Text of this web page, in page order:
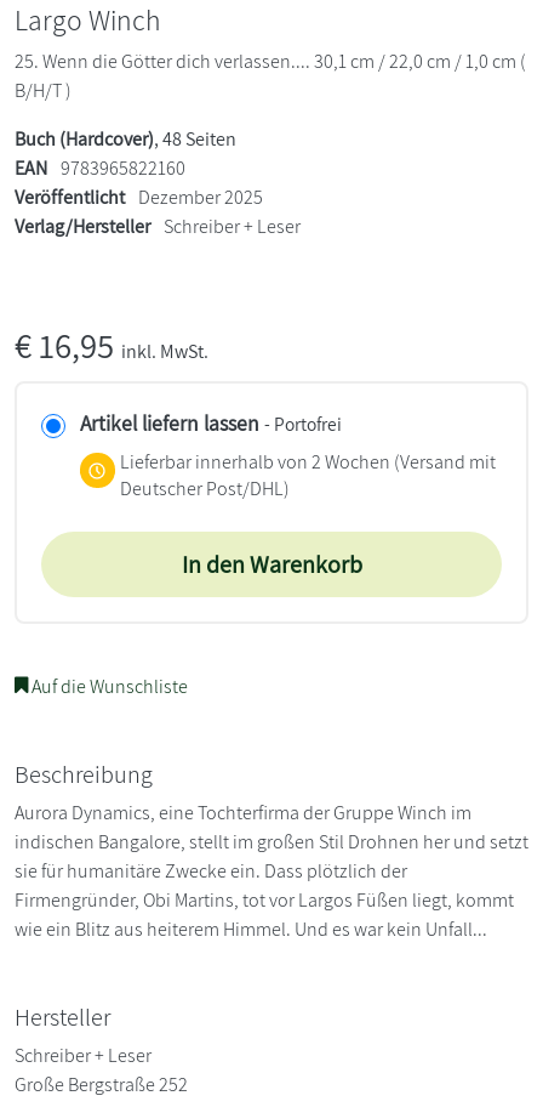
Largo Winch
25. Wenn die Götter dich verlassen.... 30,1 cm / 22,0 cm / 1,0 cm (
B/H/T )
Buch (Hardcover), 48 Seiten
EAN 9783965822160
Veröffentlicht Dezember 2025
Verlag/Hersteller Schreiber + Leser
€16,95 inkl. MwSt.
Artikel liefern lassen - Portofrei
Lieferbar innerhalb von 2 Wochen (Versand mit
Deutscher Post/DHL)
In den Warenkorb
Auf die Wunschliste
Beschreibung
Aurora Dynamics, eine Tochterfirma der Gruppe Winch im
indischen Bangalore, stellt im großen Stil Drohnen her und setzt
sie für humanitäre Zwecke ein. Dass plötzlich der
Firmengründer, Obi Martins, tot vor Largos Füßen liegt, kommt
wie ein Blitz aus heiterem Himmel. Und es war kein Unfall...
Hersteller
Schreiber + Leser
Große Bergstraße 252